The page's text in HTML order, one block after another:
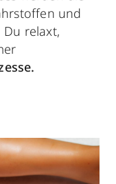
und
relaxt,